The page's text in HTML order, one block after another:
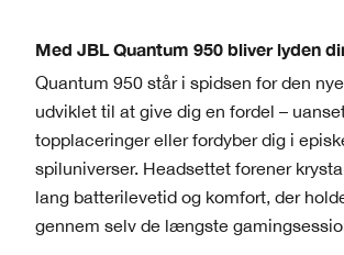
Med JBL Quantum 950 bliver lyden
Quantum 950 står i spidsen for den
udviklet til at give dig en fordel –
topplaceringer eller fordyber dig i
spiluniverser. Headsettet forener
lang batterilevetid og komfort, der
gennem selv de længste